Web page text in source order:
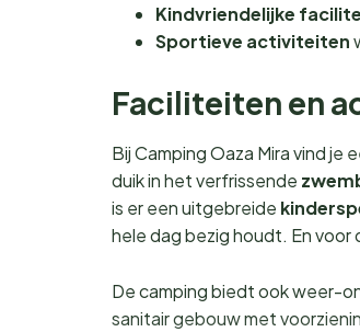
Kindvriendelijke
Sportieve activiteiten
Faciliteiten en
Bij Camping Oaza Mira vind
duik in het verfrissende
is er een uitgebreide
hele dag bezig houdt. En voor
De camping biedt ook weer-
sanitair gebouw met